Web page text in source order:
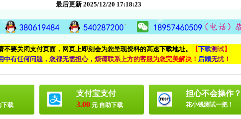
最后更新 2025/12/20 17:18:23
不要关闭支付页面，网页上即刻会为您呈现资料的高速下载地址。 【下载测试】
中有任何问题 ， 您都无需担心， 烦请联系上方的客服为您完美解决 ！ 后顾无忧！
下载
支付宝支付
3.00 元 自助下载
担心不会操作？
花小钱测试一把！